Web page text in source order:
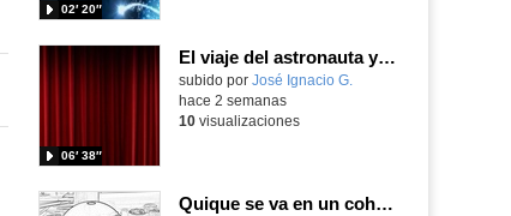
02′ 20″
El viaje del astronauta y la luna
Contenido educativo.
subido por José Ignacio G.
06′ 38″
hace 2 semanas
10visualizaciones
Quique se va en un cohete